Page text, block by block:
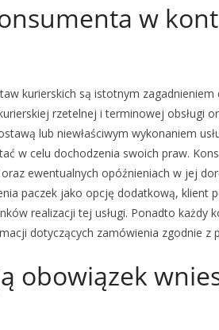
w
kurierskich są istotnym zagadnieniem
rzetelnej i terminowej obsługi
lub niewłaściwym wykonaniem
w celu dochodzenia swoich praw.
ewentualnych opóźnieniach w jej
paczek jako opcję dodatkową, klient
realizacji tej usługi. Ponadto każdy
dotyczących zamówienia zgodnie z
obowiązek